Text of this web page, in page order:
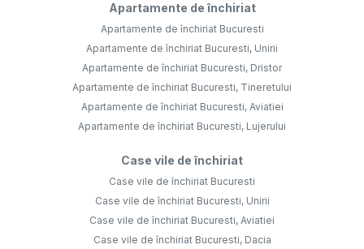
Apartamente de închiriat
Apartamente de închiriat Bucuresti
Apartamente de închiriat Bucuresti, Unirii
Apartamente de închiriat Bucuresti, Dristor
Apartamente de închiriat Bucuresti, Tineretului
Apartamente de închiriat Bucuresti, Aviatiei
Apartamente de închiriat Bucuresti, Lujerului
Case vile de închiriat
Case vile de închiriat Bucuresti
Case vile de închiriat Bucuresti, Unirii
Case vile de închiriat Bucuresti, Aviatiei
Case vile de închiriat Bucuresti, Dacia